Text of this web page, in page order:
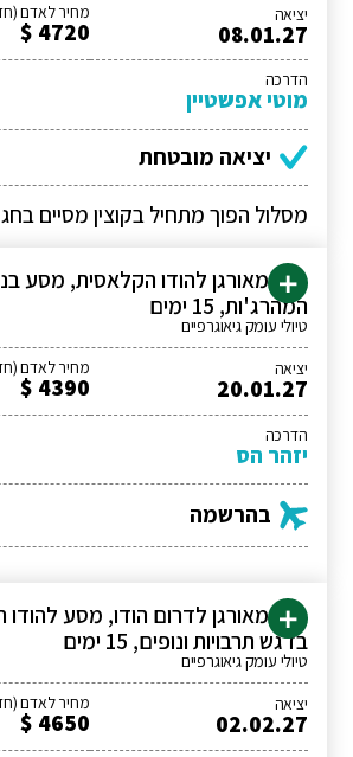
יציאה
08.01.27
מחיר לאדם
4720 $
הדרכה
מוטי אפשטיין
יציאה מובטחת
מסלול הפוך מתחיל בקוצין מסיים
טיול מאורגן להודו הקלאסית, מסע
המהרג'ות, 15 ימים
טיולי עומק גיאוגרפיים
יציאה
20.01.27
מחיר לאדם
4390 $
הדרכה
יזהר הס
בהרשמה
טיול מאורגן לדרום הודו, מסע להודו
בדגש תרבויות ונופים, 15 ימים
טיולי עומק גיאוגרפיים
יציאה
02.02.27
מחיר לאדם
4650 $